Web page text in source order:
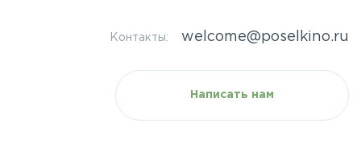
Контакты: welcome@poselkino.ru
Написать нам